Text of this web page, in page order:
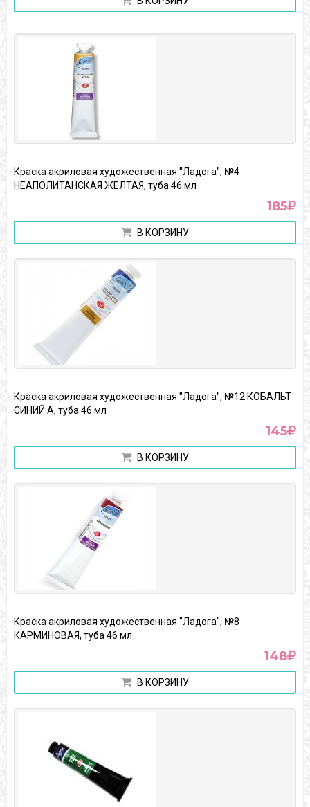
Краска акриловая художественная "Ладога", №4
НЕАПОЛИТАНСКАЯ ЖЕЛТАЯ, туба 46 мл
185
В КОРЗИНУ
Краска акриловая художественная "Ладога", №12 КОБАЛЬТ
СИНИЙ А, туба 46 мл
145
В КОРЗИНУ
Краска акриловая художественная "Ладога", №8
КАРМИНОВАЯ, туба 46 мл
148
В КОРЗИНУ